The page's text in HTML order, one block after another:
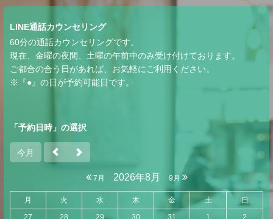
LINE通話カウンセリング
60分の通話カウンセリングです。
現在、金曜の夜間、土曜の午前中のみ受け付けております。
ご都合の合う日があれば、お気軽にご利用ください。
※『●』の日が予約可能日です。
「予約日時」の選択
今月
7月 2026年8月 9月
月 火 水 木 金 土
日
27
28 29 30 31 1 2